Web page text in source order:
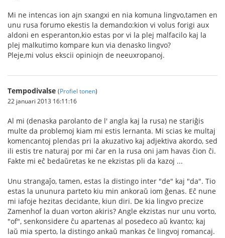
Mi ne intencas ion ajn sxangxi en nia komuna lingvo,tamen en
unu rusa forumo ekestis la demando:kion vi volus forigi aux
aldoni en esperanton,kio estas por vi la plej malfacilo kaj la
plej malkutimo kompare kun via denasko lingvo?
Pleje,mi volus ekscii opiniojn de neeuxropanoj.
Tempodivalse (Profiel tonen)
22 januari 2013 16:11:16
Al mi (denaska parolanto de l' angla kaj la rusa) ne stariĝis
multe da problemoj kiam mi estis lernanta. Mi scias ke multaj
komencantoj plendas pri la akuzativo kaj adjektiva akordo, sed
ili estis tre naturaj por mi ĉar en la rusa oni jam havas ĉion ĉi.
Fakte mi eĉ bedaŭretas ke ne ekzistas pli da kazoj ...
Unu strangaĵo, tamen, estas la distingo inter "de" kaj "da". Tio
estas la ununura parteto kiu min ankoraŭ iom ĝenas. Eĉ nune
mi iafoje hezitas decidante, kiun diri. De kia lingvo precize
Zamenhof la duan vorton akiris? Angle ekzistas nur unu vorto,
"of", senkonsidere ĉu apartenas al posedeco aŭ kvanto; kaj
laŭ mia sperto, la distingo ankaŭ mankas ĉe lingvoj romancaj.